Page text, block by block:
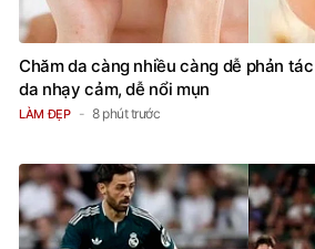
Chăm da càng nhiều càng dễ phản
da nhạy cảm, dễ nổi mụn
LÀM ĐẸP 8 phút trước